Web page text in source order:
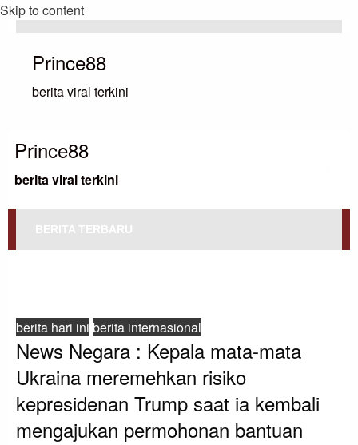
Skip to content
Prince88
berita viral terkini
Prince88
berita viral terkini
BERITA TERBARU
berita hari ini berita internasional
News Negara : Kepala mata-mata
Ukraina meremehkan risiko
kepresidenan Trump saat ia kembali
mengajukan permohonan bantuan